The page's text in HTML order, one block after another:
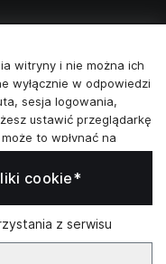
witryny i nie można ich
wyłącznie w odpowiedzi
sesja logowania,
ustawić przeglądarkę
to wpłynąć na
naszych partnerów
cookie*
z serwisu